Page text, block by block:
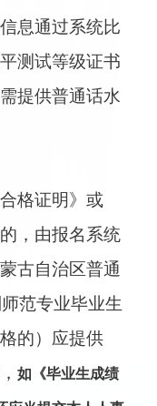
息通过系统比
测试等级证书
提供普通话水
格证明》或
，由报名系统
古自治区普通
范专业毕业生
的）应提供
如《毕业生成绩